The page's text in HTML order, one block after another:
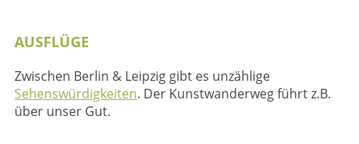
AUSFLÜGE
Zwischen Berlin & Leipzig gibt es unzählige
Sehenswürdigkeiten. Der Kunstwanderweg führt z.B.
über unser Gut.